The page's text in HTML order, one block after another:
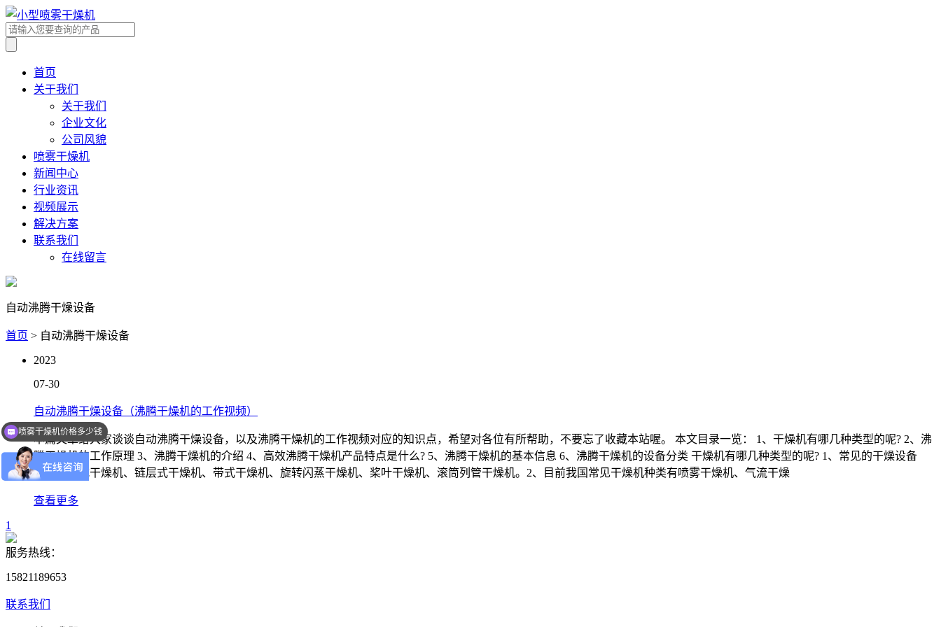
首页
关于我们
关于我们
企业文化
公司风貌
喷雾干燥机
新闻中心
行业资讯
视频展示
解决方案
联系我们
在线留言
自动沸腾干燥设备
首页 > 自动沸腾干燥设备
2023
07-30
自动沸腾干燥设备（沸腾干燥机的工作视频）
本篇文章给大家谈谈自动沸腾干燥设备，以及沸腾干燥机的工作视频对应的知识点，希望对各位有所帮助，不要忘了收藏本站喔。 本文目录一览： 1、干燥机有哪几种类型的呢? 2、沸
腾干燥机的工作原理 3、沸腾干燥机的介绍 4、高效沸腾干燥机产品特点是什么? 5、沸腾干燥机的基本信息 6、沸腾干燥机的设备分类 干燥机有哪几种类型的呢? 1、常见的干燥设备
有：回转式干燥机、链层式干燥机、带式干燥机、旋转闪蒸干燥机、桨叶干燥机、滚筒列管干燥机。2、目前我国常见干燥机种类有喷雾干燥机、气流干燥
查看更多
1
服务热线：
15821189653
联系我们
喷雾干燥机价格多少钱